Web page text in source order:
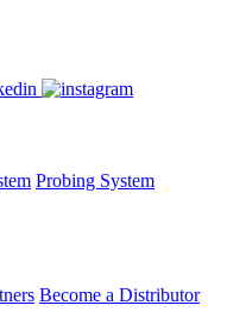
Probing System
Become a Distributor